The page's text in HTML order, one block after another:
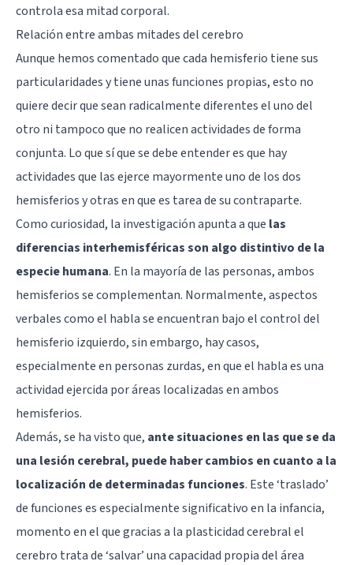
controla esa mitad corporal.
Relación entre ambas mitades del cerebro
Aunque hemos comentado que cada hemisferio tiene sus
particularidades y tiene unas funciones propias, esto no
quiere decir que sean radicalmente diferentes el uno del
otro ni tampoco que no realicen actividades de forma
conjunta. Lo que sí que se debe entender es que hay
actividades que las ejerce mayormente uno de los dos
hemisferios y otras en que es tarea de su contraparte.
Como curiosidad, la investigación apunta a que las
diferencias interhemisféricas son algo distintivo de la
especie humana. En la mayoría de las personas, ambos
hemisferios se complementan. Normalmente, aspectos
verbales como el habla se encuentran bajo el control del
hemisferio izquierdo, sin embargo, hay casos,
especialmente en personas zurdas, en que el habla es una
actividad ejercida por áreas localizadas en ambos
hemisferios.
Además, se ha visto que, ante situaciones en las que se da
una lesión cerebral, puede haber cambios en cuanto a la
localización de determinadas funciones. Este ‘traslado’
de funciones es especialmente significativo en la infancia,
momento en el que gracias a la plasticidad cerebral el
cerebro trata de ‘salvar’ una capacidad propia del área